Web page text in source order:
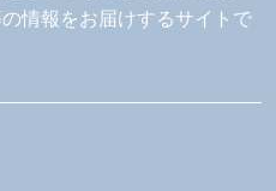
情報をお届けするサイトで